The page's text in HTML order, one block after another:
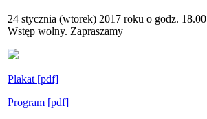
24 stycznia (wtorek) 2017 roku o godz. 18.00
Wstęp wolny. Zapraszamy
Plakat [pdf]
Program [pdf]